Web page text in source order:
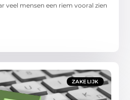
veel mensen een riem vooral zien
ZAKELIJK